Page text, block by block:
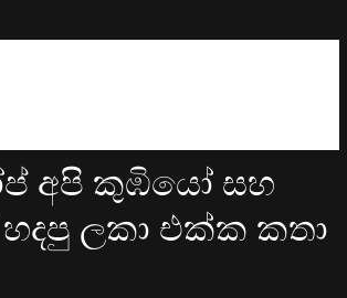
අපි කුඹියෝ සහ
හදපු ලකා එක්ක කතා